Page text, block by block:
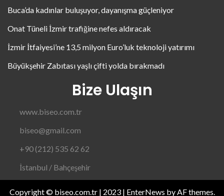
Buca’da kadınlar buluşuyor, dayanışma güçleniyor
Onat Tüneli İzmir trafiğine nefes aldıracak
İzmir İtfaiyesi’ne 13,5 milyon Euro’luk teknoloji yatırımı
Büyükşehir Zabıtası yaşlı çifti yolda bırakmadı
Bize Ulaşın
www.biseo.com.tr
biseo@gmail.com
+90 (212) 535 62 62
İstanbul / Bahçeşehir
Copyright © biseo.com.tr | 2023 | EnterNews by AF themes.